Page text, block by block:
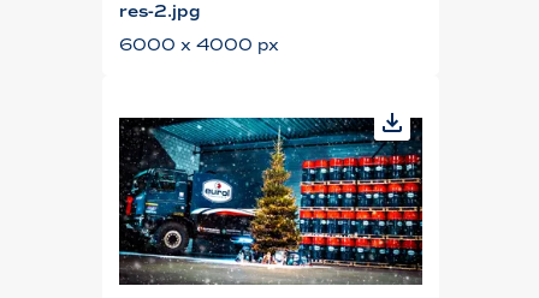
res-2.jpg
6000 x 4000 px